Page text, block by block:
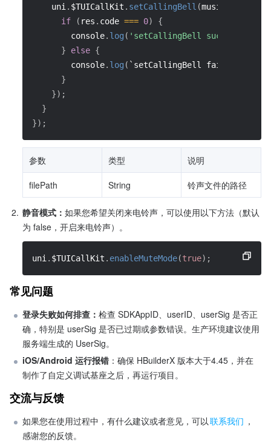
    uni
. $TUICallKit . setCallingBell (musicFilePath
if
( res . code === 0)
{
        console
. log ( 'setCallingBell success'
}
else {
        console
. log ( `setCallingBell failed, error
}
}) ;
}
}) ;
参数 类型 说明
filePath String 铃声文件的路径
2. 静音模式： 如果您希望关闭来电铃声，可以使用以下方法（默认
为 false，开启来电铃声）。
uni . $TUICallKit . enableMuteMode(true) ;
常见问题
登录失败如何排查： 检查 SDKAppID、userID、userSig 是否正
确，特别是 userSig 是否已过期或参数错误。生产环境建议使用
服务端生成的 UserSig。
iOS/Android 运行报错 ：确保 HBuilderX 版本大于4.45，并在
制作了自定义调试基座之后，再运行项目。
交流与反馈
如果您在使用过程中，有什么建议或者意见，可以 联系我们 ，
感谢您的反馈。